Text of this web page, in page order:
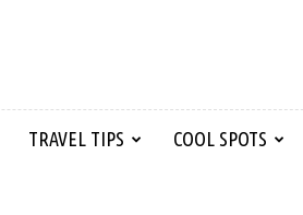
TRAVEL TIPS COOL SPOTS